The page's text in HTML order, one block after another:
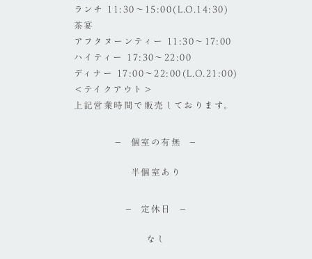
ランチ 11:30～15:00(L.O.14:30)
茶宴
アフタヌーンティー 11:30～17:00
ハイティー 17:30～22:00
ディナー 17:00～22:00(L.O.21:00)
＜テイクアウト＞
上記営業時間で販売しております。
個室の有無
半個室あり
定休日
なし